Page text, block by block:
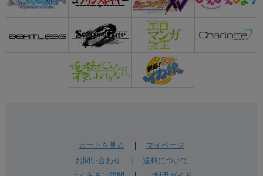
カートを見る
マイページ
お問い合わせ| 送料について